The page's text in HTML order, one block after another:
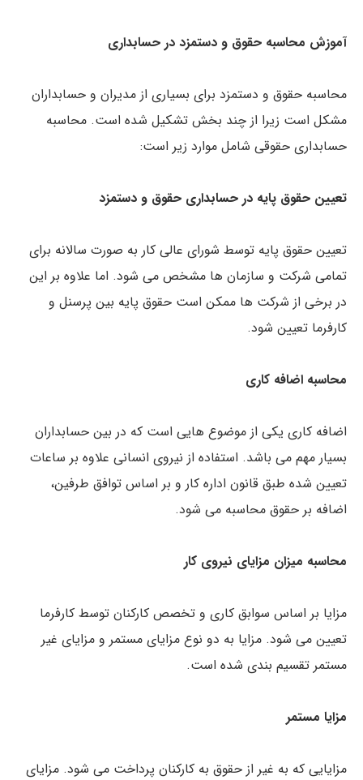
آموزش محاسبه حقوق و دستمزد در حسابداری
محاسبه حقوق و دستمزد برای بسیاری از مدیران و حسابداران
مشکل است زیرا از چند بخش تشکیل شده است. محاسبه
حسابداری حقوقی شامل موارد زیر است:
تعیین حقوق پایه در حسابداری حقوق و دستمزد
تعیین حقوق پایه توسط شورای عالی کار به صورت سالانه برای
تمامی شرکت و سازمان ها مشخص می شود. اما علاوه بر این
در برخی از شرکت ها ممکن است حقوق پایه بین پرسنل و
کارفرما تعیین شود.
محاسبه اضافه کاری
اضافه کاری یکی از موضوع هایی است که در بین حسابداران
بسیار مهم می باشد. استفاده از نیروی انسانی علاوه بر ساعات
تعیین شده طبق قانون اداره کار و بر اساس توافق طرفین،
اضافه بر حقوق محاسبه می شود.
محاسبه میزان مزایای نیروی کار
مزایا بر اساس سوابق کاری و تخصص کارکنان توسط کارفرما
تعیین می شود. مزایا به دو نوع مزایای مستمر و مزایای غیر
مستمر تقسیم بندی شده است.
مزایا مستمر
مزایایی که به غیر از حقوق به کارکنان پرداخت می شود. مزایای